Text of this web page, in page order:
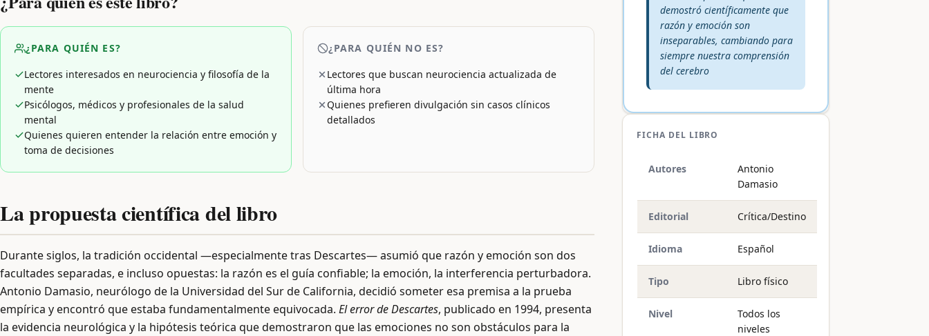
¿PARA QUIÉN ES?
Lectores interesados en neurociencia y filosofía de la
mente
Psicólogos, médicos y profesionales de la salud
mental
Quienes quieren entender la relación entre emoción y
toma de decisiones
¿PARA QUIÉN NO ES?
Lectores que buscan neurociencia actualizada de
última hora
Quienes prefieren divulgación sin casos clínicos
detallados
La propuesta científica del libro
Durante siglos, la tradición occidental —especialmente tras Descartes— asumió que razón y emoción son dos
facultades separadas, e incluso opuestas: la razón es el guía confiable; la emoción, la interferencia perturbadora.
Antonio Damasio, neurólogo de la Universidad del Sur de California, decidió someter esa premisa a la prueba
empírica y encontró que estaba fundamentalmente equivocada. El error de Descartes, publicado en 1994, presenta
la evidencia neurológica y la hipótesis teórica que demostraron que las emociones no son obstáculos para la
demostró científicamente que
razón y emoción son
inseparables, cambiando para
siempre nuestra comprensión
del cerebro
FICHA DEL LIBRO
Autores
Antonio
Damasio
Editorial Crítica/Destino
Idioma Español
Tipo Libro físico
Nivel
Todos los
niveles